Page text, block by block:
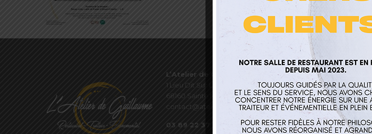
L’Atelier de Guillaume
1 Lieu Dit Sur Les Prés
68160 Sainte Marie Aux Mines
contact@atelierdeguillaume.fr
03 89 22 37 08
Nos services
Restaurant
Traiteur et événementiel
Contact